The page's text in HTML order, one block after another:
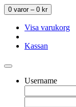
0 varor – 0 kr
Visa varukorg
Kassan
Username